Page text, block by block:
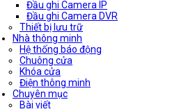
Đầu ghi Camera IP
Đầu ghi Camera DVR
Thiết bị lưu trữ
Nhà thông minh
Hệ thống báo động
Chuông cửa
Khóa cửa
Điện thông minh
Chuyên mục
Bài viết